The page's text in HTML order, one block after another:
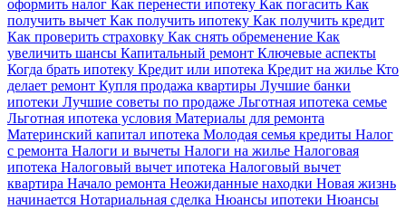
оформить налог Как перенести ипотеку Как погасить Как
получить вычет Как получить ипотеку Как получить кредит
Как проверить страховку Как снять обременение Как
увеличить шансы Капитальный ремонт Ключевые аспекты
Когда брать ипотеку Кредит или ипотека Кредит на жилье Кто
делает ремонт Купля продажа квартиры Лучшие банки
ипотеки Лучшие советы по продаже Льготная ипотека семье
Льготная ипотека условия Материалы для ремонта
Материнский капитал ипотека Молодая семья кредиты Налог
с ремонта Налоги и вычеты Налоги на жилье Налоговая
ипотека Налоговый вычет ипотека Налоговый вычет
квартира Начало ремонта Неожиданные находки Новая жизнь
начинается Нотариальная сделка Нюансы ипотеки Нюансы